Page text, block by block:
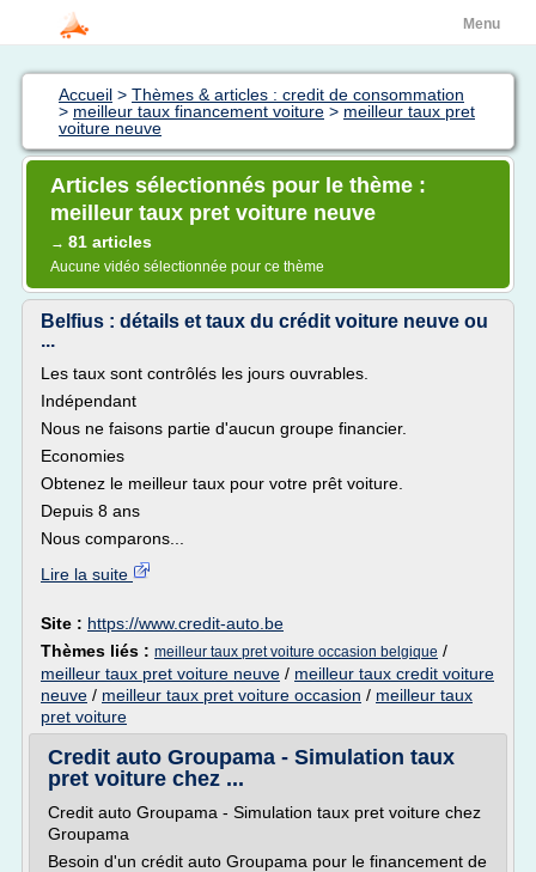
Menu
Accueil > Thèmes & articles : credit de consommation
> meilleur taux financement voiture > meilleur taux pret
voiture neuve
Articles sélectionnés pour le thème :
meilleur taux pret voiture neuve
→ 81 articles
Aucune vidéo sélectionnée pour ce thème
Belfius : détails et taux du crédit voiture neuve ou
...
Les taux sont contrôlés les jours ouvrables.
Indépendant
Nous ne faisons partie d'aucun groupe financier.
Economies
Obtenez le meilleur taux pour votre prêt voiture.
Depuis 8 ans
Nous comparons...
Lire la suite
Site : https://www.credit-auto.be
Thèmes liés : meilleur taux pret voiture occasion belgique /
meilleur taux pret voiture neuve / meilleur taux credit voiture
neuve / meilleur taux pret voiture occasion / meilleur taux
pret voiture
Credit auto Groupama - Simulation taux
pret voiture chez ...
Credit auto Groupama - Simulation taux pret voiture chez
Groupama
Besoin d'un crédit auto Groupama pour le financement de